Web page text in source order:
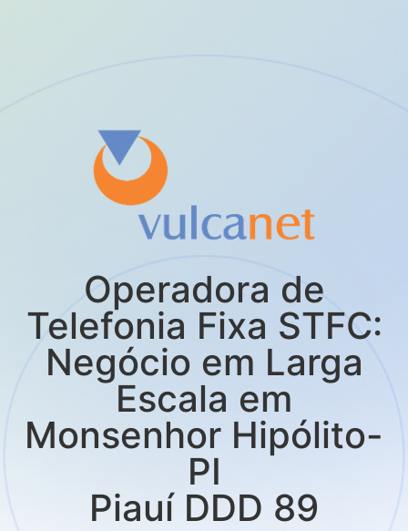
Operadora de
Telefonia Fixa STFC:
Negócio em Larga
Escala em
Monsenhor Hipólito-
PI
Piauí DDD 89